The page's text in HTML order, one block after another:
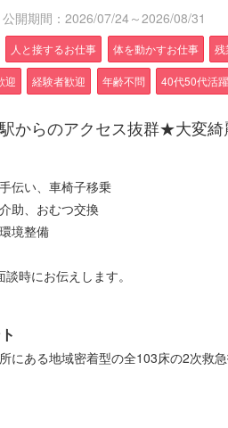
公開期間：2026/07/24～2026/08/31
人と接するお仕事 体を動かすお仕事 残
迎 経験者歓迎 年齢不問 40代50代活
からのアクセス抜群★大変
伝い、車椅子移乗
助、おむつ交換
境整備
時にお伝えします。
にある地域密着型の全103床の2次救